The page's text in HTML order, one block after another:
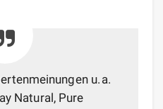
u. a.
Natural, Pure